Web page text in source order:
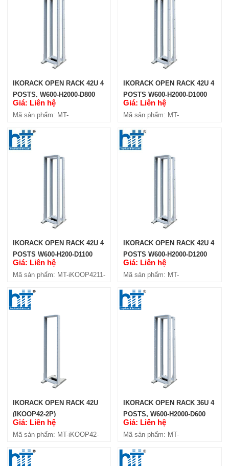
IKORACK OPEN RACK 27U 4
POSTS, W600-H2000-D800
IKORACK OPEN RACK 27U 4
POSTS W600-H2000-D1000
Mã sản phẩm: MT-iKOOP2710-4P
IKORACK OPEN RACK 27U 4
IKORACK OPEN RACK 42U 4
POSTS, W600-H2000-D800
(IKOOP4208-4P)
Giá: Liên hệ
Mã sản phẩm: MT-
IKORACK OPEN RACK 42U 4
POSTS W600-H2000-D1000
(IKOOP4210-4P)
Giá: Liên hệ
Mã sản phẩm: MT-
IKORACK OPEN RACK 42U 4
POSTS W600-H200-D1100
(IKOOP4211-4P)
Giá: Liên hệ
Mã sản phẩm: MT-iKOOP4211-
IKORACK OPEN RACK 42U 4
POSTS W600-H2000-D1200
(IKOOP4212-4P)
Giá: Liên hệ
Mã sản phẩm: MT-
IKORACK OPEN RACK 42U
(IKOOP42-2P)
Giá: Liên hệ
Mã sản phẩm: MT-iKOOP42-
IKORACK OPEN RACK 36U 4
POSTS, W600-H2000-D600
(IKOOP3606-4P)
Giá: Liên hệ
Mã sản phẩm: MT-